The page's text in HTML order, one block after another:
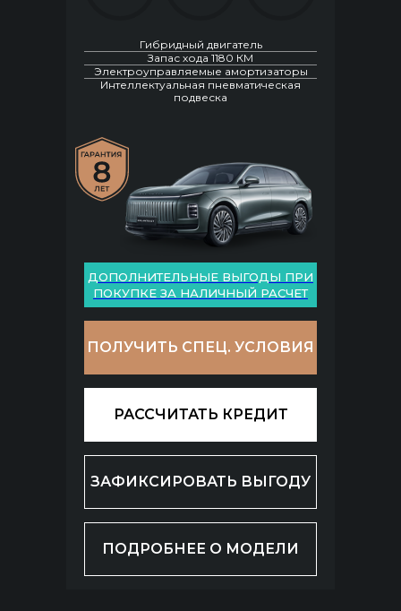
Гибридный двигатель
Запас хода 1180 КМ
Электроуправляемые амортизаторы
Интеллектуальная пневматическая
подвеска
ДОПОЛНИТЕЛЬНЫЕ ВЫГОДЫ ПРИ
ПОКУПКЕ ЗА НАЛИЧНЫЙ РАСЧЕТ
ПОЛУЧИТЬ СПЕЦ. УСЛОВИЯ
РАССЧИТАТЬ КРЕДИТ
ЗАФИКСИРОВАТЬ ВЫГОДУ
ПОДРОБНЕЕ О МОДЕЛИ